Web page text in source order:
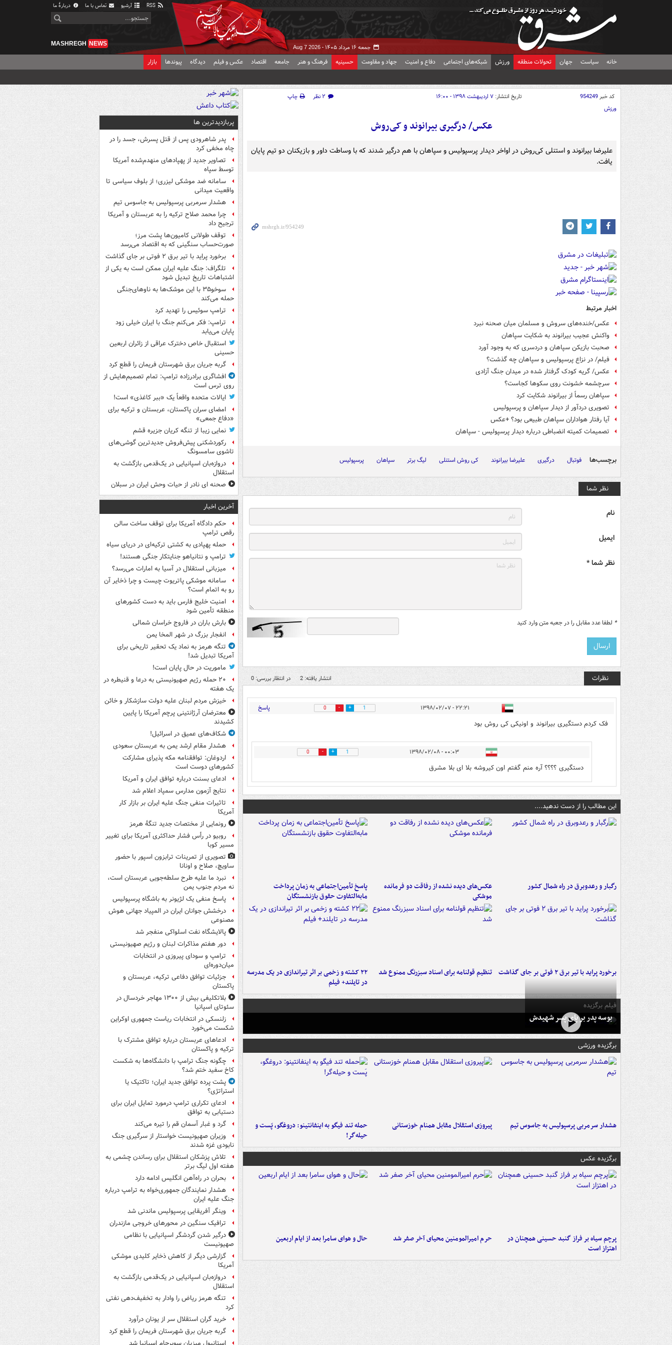
آرشیو تماس با ما دربارهٔ ما
جمعه ۱۶ مرداد ۱۴۰۵ - Aug 7 2026
MASHREGH NEWS
خانه سیاست جهان تحولات منطقه ورزش شبکه‌های اجتماعی دفاع و امنیت جهاد و مقاومت حسینیه فرهنگ و هنر جامعه اقتصاد عکس و فیلم دیدگاه پیوندها بازار
کد خبر954249 تاریخ انتشار: ۷ اردیبهشت ۱۳۹۸ - ۱۶:۰۰ ۲ نظر
چاپ
ورزش
عکس/ درگیری بیرانوند و کی‌روش
علیرضا بیرانوند و استنلی کی‌روش در اواخر دیدار پرسپولیس و سپاهان با هم درگیر شدند که با وساطت داور و بازیکنان دو تیم پایان
یافت.
اخبار مرتبط
عکس/‌خنده‌های سروش و مسلمان میان صحنه نبرد
واکنش عجیب بیرانوند به شکایت سپاهان
صحبت بازیکن سپاهان و دردسری که به وجود آورد
فیلم/ در نزاع پرسپولیس و سپاهان چه گذشت؟
عکس/ گریه کودک گرفتار شده در میدان جنگ آزادی
سرچشمه خشونت روی سکوها کجاست؟
سپاهان رسماً از بیرانوند شکایت کرد
تصویری دردآور از دیدار سپاهان و پرسپولیس
آیا رفتار هواداران سپاهان طبیعی بود؟ +عکس
تصمیمات کمیته انضباطی درباره دیدار پرسپولیس - سپاهان
برچسب‌ها فوتبال درگیری علیرضا بیرانوند کی روش استنلی لیگ برتر سپاهان پرسپولیس
نظر شما
نام
ایمیل
نظر شما *
* لطفا عدد مقابل را در جعبه متن وارد کنید
نظرات انتشار یافته: 2 در انتظار بررسی: 0
۲۲:۲۱ - ۱۳۹۸/۰۲/۰۷ 1
0 پاسخ
فک کردم دستگیری بیرانوند و اونیکی کی روش بود
۰۰:۰۳ - ۱۳۹۸/۰۲/۰۸ 1
0
دستگیری ؟؟؟؟ آره منم گفتم اون کیروشه بلا ای بلا مشرق
این مطالب را از دست ندهید....
رگبار و رعدوبرق در راه شمال کشور
عکس‌های دیده نشده از رفاقت دو فرمانده‌
موشکی
پاسخ تأمین‌اجتماعی به زمان پرداخت
مابه‌التفاوت حقوق بازنشستگان
برخورد پراید با تیر برق ۲ فوتی بر جای گذاشت تنظیم قولنامه برای اسناد سبزرنگ ممنوع شد
۲۲ کشته و زخمی بر اثر تیراندازی در یک مدرسه
در تایلند+ فیلم
فیلم برگزیده
بوسه‌ پدر بر پای پسر شهیدش
برگزیده ورزشی
هشدار سرمربی پرسپولیس به جاسوس تیم پیروزی استقلال مقابل همنام خوزستانی
حمله تند فیگو به اینفانتینو: دروغگو، پَست‌ و
حیله‌گر!
برگزیده عکس
پرچم سیاه بر فراز گنبد حسینی همچنان در
اهتزاز است
حرم امیرالمومنین محیای آخر صفر شد حال و هوای سامرا بعد از ایام اربعین
پربازدیدترین ها
پدر شاهرودی پس از قتل پسرش، جسد را در
چاه مخفی کرد
تصاویر جدید از پهپادهای منهدم‌شده آمریکا
توسط سپاه
سامانه ضد موشکی لیزری؛ از بلوف سیاسی تا
واقعیت میدانی
هشدار سرمربی پرسپولیس به جاسوس تیم
چرا محمد صلاح ترکیه را به عربستان و آمریکا
ترجیح داد
توقف طولانی کامیون‌ها پشت مرز؛
صورت‌حساب سنگینی که به اقتصاد می‌رسد
برخورد پراید با تیر برق ۲ فوتی بر جای گذاشت
تلگراف: جنگ علیه ایران ممکن است به یکی از
اشتباهات تاریخ تبدیل شود
سوخو۳۵ با این موشک‌ها به ناوهای‌جنگی
حمله می‌کند
ترامپ سوئیس را تهدید کرد
ترامپ: فکر می‌کنم جنگ با ایران خیلی زود
پایان می‌یابد
استقبال خاص دخترک عراقی از زائران اربعین
حسینی
گربه جریان برق شهرستان فریمان را قطع کرد
افشاگری برادرزاده ترامپ: تمام تصمیم‌هایش از
روی ترس است
ایالات متحده واقعاً یک «ببر کاغذی» است!
امضای سران پاکستان، عربستان و ترکیه برای
«دفاع جمعی»
نمایی زیبا از تنگه کریان جزیره قشم
رکوردشکنی پیش‌فروش جدیدترین گوشی‌های
تاشوی سامسونگ
دروازه‌بان اسپانیایی در یک‌قدمی بازگشت به
استقلال
صحنه ای نادر از حیات وحش ایران در سبلان
آخرین اخبار
حکم دادگاه آمریکا برای توقف ساخت سالن
رقص ترامپ
حمله پهپادی به کشتی ترکیه‌ای در دریای سیاه
ترامپ و نتانیاهو جنایتکار جنگی هستند!
میزبانی استقلال در آسیا به امارات می‌رسد؟
سامانه موشکی پاتریوت چیست و چرا ذخایر آن
رو به اتمام است؟
امنیت خلیج فارس باید به دست کشورهای
منطقه تأمین شود
بارش باران در فاروج خراسان شمالی
انفجار بزرگ در شهر المخا یمن
تنگه هرمز به نماد یک تحقیر تاریخی برای
آمریکا تبدیل شد!
ماموریت در حال پایان است!
۲۰ حمله رژیم صهیونیستی به درعا و قنیطره در
یک هفته
خیزش مردم لبنان علیه دولت سازشکار و خائن
معترضان آرژانتینی پرچم آمریکا را پایین
کشیدند
شکاف‌های عمیق در اسرائیل!
هشدار مقام ارشد یمن به عربستان سعودی
اردوغان: توافقنامه مکه پذیرای مشارکت
کشورهای دوست است
ادعای بسنت درباره توافق ایران و آمریکا
نتایج آزمون مدارس سمپاد اعلام شد
تاثیرات منفی جنگ علیه ایران بر بازار کار
آمریکا
رونمایی از مختصات جدید تنگۀ هرمز
روبیو در رأس فشار حداکثری آمریکا برای تغییر
مسیر کوبا
تصویری از تمرینات ترابزون اسپور با حضور
ساویچ، صلاح و اونانا
نبرد ما علیه طرح سلطه‌جویی عربستان است،
نه مردم جنوب یمن
پاسخ منفی یک لژیونر به باشگاه پرسپولیس
درخشش جوانان ایران در المپیاد جهانی هوش
مصنوعی
پالایشگاه نفت اسلواکی منفجر شد
دور هفتم مذاکرات لبنان و رژیم صهیونیستی
ترامپ و سودای پیروزی در انتخابات
میان‌دوره‌ای
جزئیات توافق دفاعی ترکیه، عربستان و
پاکستان
بلاتکلیفی بیش از ۱۳۰۰ مهاجر خردسال در
سئوتای اسپانیا
زلنسکی در انتخابات ریاست جمهوری اوکراین
شکست می‌خورد
ادعاهای عربستان درباره توافق مشترک با
ترکیه و پاکستان
چگونه جنگ ترامپ با دانشگاه‌ها به شکست
کاخ سفید ختم شد؟
پشت پرده توافق جدید ایران؛ تاکتیک یا
استراتژی؟
ادعای تکراری ترامپ درمورد تمایل ایران برای
دستیابی به توافق
گرد و غبار آسمان قم را تیره می‌کند
وزیران صهیونیست خواستار از سرگیری جنگ
نابودی غزه شدند
تلاش پزشکان استقلال برای رساندن چشمی به
هفته اول لیگ برتر
بحران در راه‌آهن انگلیس ادامه دارد
هشدار نمایندگان جمهوری‌خواه به ترامپ درباره
جنگ علیه ایران
وینگر آفریقایی پرسپولیس ماندنی شد
ترافیک سنگین در محورهای خروجی مازندران
درگیر شدن گردشگر اسپانیایی با نظامی
صهیونیست
گزارشی دیگر از کاهش ذخایر کلیدی موشکی
آمریکا
دروازه‌بان اسپانیایی در یک‌قدمی بازگشت به
استقلال
تنگه هرمز ریاض را وادار به تخفیف‌دهی نفتی
کرد
خرید گران استقلال سر از یونان درآورد
گربه جریان برق شهرستان فریمان را قطع کرد